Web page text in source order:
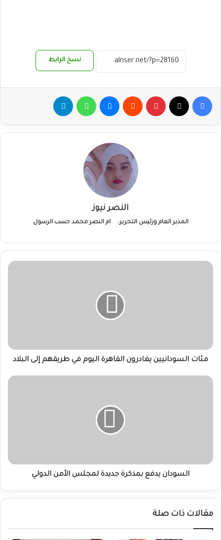
نسخ الرابط
فيسبوك بينتيريست ماسنجر واتساب
النصر نيوز
المدير العام ورئيس التحرير: ام النصر محمد حسب الرسول
مئات
البلاد
مئات السودانيين يغادرون القاهرة اليوم في طريقهم إلى البلاد
السودان
السودان يدفع بمذكرة جديدة لمجلس الأمن الدولي
مقالات ذات صلة